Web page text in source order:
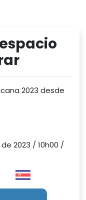
2023 desde
2023 / 10h00 /